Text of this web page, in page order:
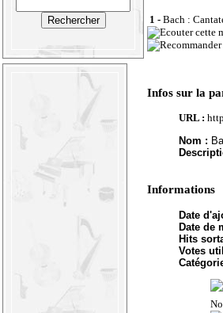
1 - Bach :
Infos sur la
URL :
Nom :
Informations
Date
Date de
Hits
Votes